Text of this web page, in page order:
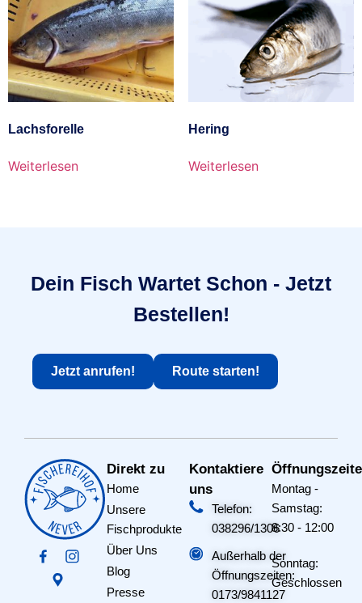
Lachsforelle
Weiterlesen
Hering
Weiterlesen
Dein Fisch Wartet Schon - Jetzt
Bestellen!
Jetzt anrufen! Route starten!
Direkt zu
Home
Unsere
Fischprodukte
Über Uns
Blog
Presse
Kontaktiere
uns
Telefon:
038296/1306
Außerhalb der
Öffnungszeiten:
0173/9841127
Montag -
Samstag:
8:30 - 12:00
Sonntag:
Geschlossen